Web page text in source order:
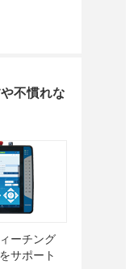
不慣れな
ーチング
サポート